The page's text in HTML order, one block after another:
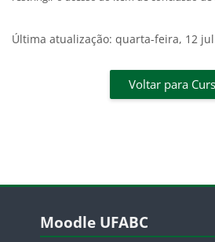
Última atualização: quarta-feira, 12
Voltar para
Moodle UFABC